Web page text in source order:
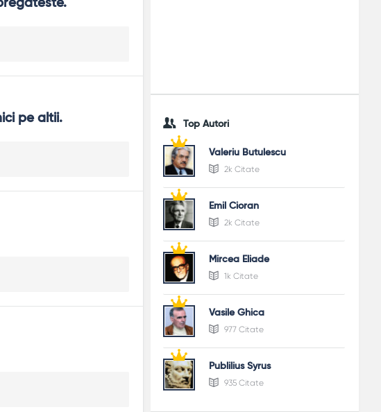
pe altii. Top Autori
Valeriu Butulescu
2k Citate
Emil Cioran
2k Citate
Mircea Eliade
1k Citate
Vasile Ghica
977 Citate
Publilius Syrus
935 Citate